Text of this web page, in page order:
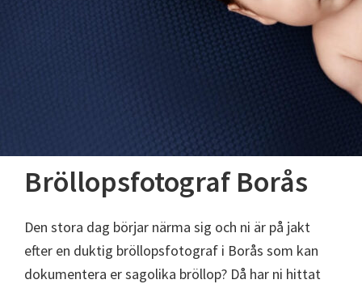
Bröllopsfotograf Borås
Den stora dag börjar närma sig och ni är på jakt
efter en duktig bröllopsfotograf i Borås som kan
dokumentera er sagolika bröllop? Då har ni hittat